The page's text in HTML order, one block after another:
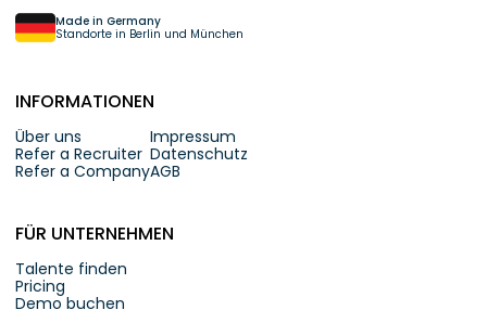
Made in Germany
Standorte in Berlin und München
INFORMATIONEN
Über uns
Refer a Recruiter
Refer a Company
Impressum
Datenschutz
AGB
FÜR UNTERNEHMEN
Talente finden
Pricing
Demo buchen